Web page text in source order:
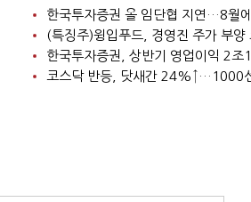
한국투자증권 올 임단협 지연…8월
(특징주)윙입푸드, 경영진 주가 부양
한국투자증권, 상반기 영업이익 2
코스닥 반등, 닷새간 24%↑…1000